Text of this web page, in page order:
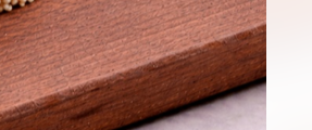
Окинава 
Беру 679₽